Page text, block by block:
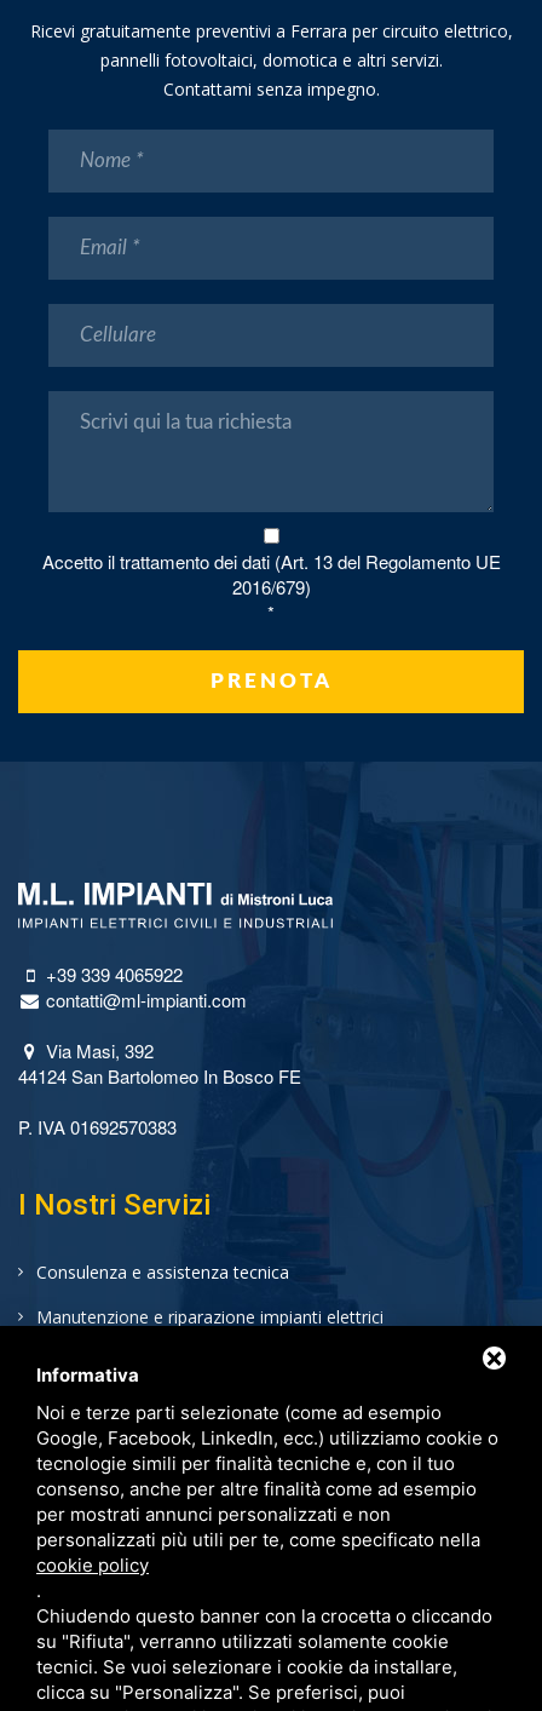
Ricevi gratuitamente preventivi a Ferrara per circuito elettrico,
pannelli fotovoltaici, domotica e altri servizi.
Contattami senza impegno.
Accetto il trattamento dei dati (Art. 13 del Regolamento UE
2016/679)
*
PRENOTA
+39 339 4065922
contatti@ml-impianti.com
Via Masi, 392
44124 San Bartolomeo In Bosco FE
P. IVA 01692570383
I Nostri Servizi
Consulenza e assistenza tecnica
Manutenzione e riparazione impianti elettrici
Impianti Elettrici
Sistemi di videosorveglianza
Installazione allarmi
Videocitofoni
Certificazioni impianto elettrico
Installazione cancelli automatici
Informativa
Noi e terze parti selezionate (come ad esempio
Google, Facebook, LinkedIn, ecc.) utilizziamo cookie o
tecnologie simili per finalità tecniche e, con il tuo
consenso, anche per altre finalità come ad esempio
per mostrati annunci personalizzati e non
personalizzati più utili per te, come specificato nella
cookie policy
.
Chiudendo questo banner con la crocetta o cliccando
su "Rifiuta", verranno utilizzati solamente cookie
tecnici. Se vuoi selezionare i cookie da installare,
clicca su "Personalizza". Se preferisci, puoi